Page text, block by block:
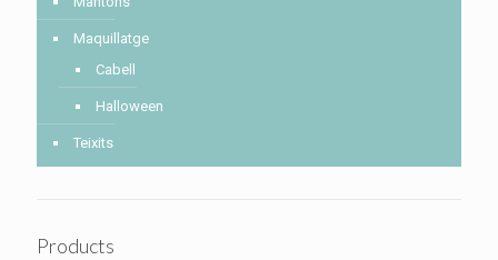
Maquillatge
Cabell
Halloween
Teixits
Products